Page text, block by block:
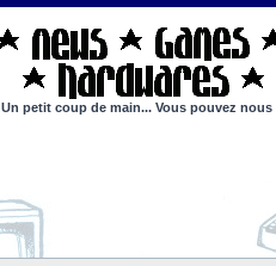
Un petit coup de main... Vous pouvez